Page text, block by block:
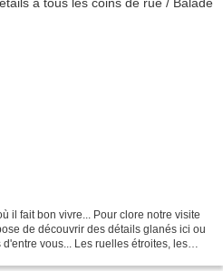
il fait bon vivre... Pour clore notre visite
de découvrir des détails glanés ici ou
vous... Les ruelles étroites, les